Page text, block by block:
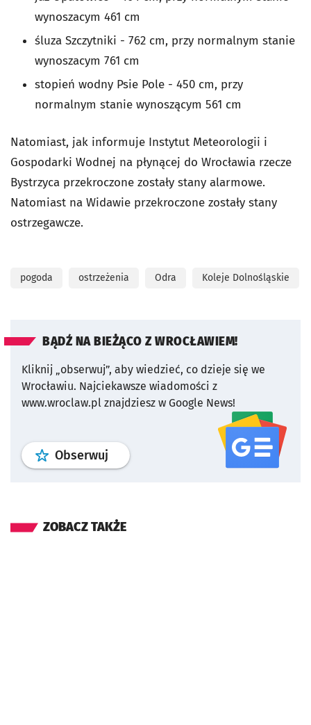
wynoszacym 461 cm
śluza Szczytniki - 762 cm, przy normalnym stanie
wynoszacym 761 cm
stopień wodny Psie Pole - 450 cm, przy
normalnym stanie wynoszącym 561 cm
Natomiast, jak informuje Instytut Meteorologii i
Gospodarki Wodnej na płynącej do Wrocławia rzecze
Bystrzyca przekroczone zostały stany alarmowe.
Natomiast na Widawie przekroczone zostały stany
ostrzegawcze.
pogoda ostrzeżenia Odra Koleje Dolnośląskie
BĄDŹ NA BIEŻĄCO Z WROCŁAWIEM!
Kliknij „obserwuj”, aby wiedzieć, co dzieje się we
Wrocławiu. Najciekawsze wiadomości z
www.wroclaw.pl znajdziesz w Google News!
Obserwuj profil serwisu
ZOBACZ TAKŻE